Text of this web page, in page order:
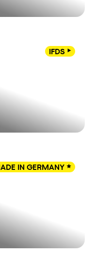
IFDS 
IN GERMANY